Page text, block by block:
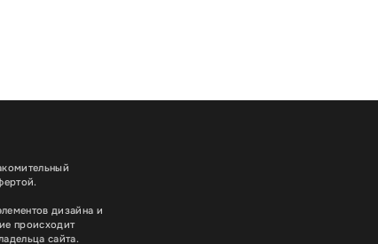
дизайна и
происходит
сайта.